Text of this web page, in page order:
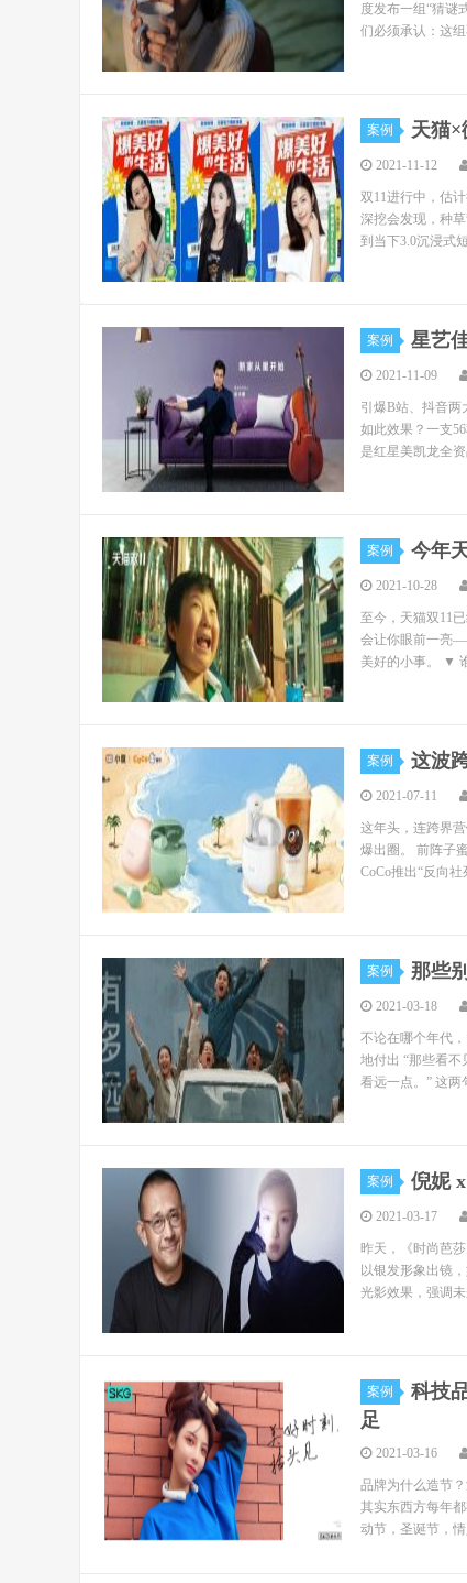
度发布一组“猜谜
们必须承认：这
案例 天猫×
2021-11-12
双11进行中，估
深挖会发现，种
到当下3.0沉浸式
案例 星艺
2021-11-09
引爆B站、抖音
如此效果？一支
是红星美凯龙全
案例 今年
2021-10-28
至今，天猫双11
会让你眼前一亮
美好的小事。 ▼
案例 这波
2021-07-11
这年头，连跨界
爆出圈。 前阵子
CoCo推出“反向
案例 那些
2021-03-18
不论在哪个年代
地付出 “那些看
看远一点。” 这
案例 倪妮
2021-03-17
昨天，《时尚芭
以银发形象出镜
光影效果，强调
案例
科技
足
2021-03-16
品牌为什么造节
其实东西方每年
动节，圣诞节，